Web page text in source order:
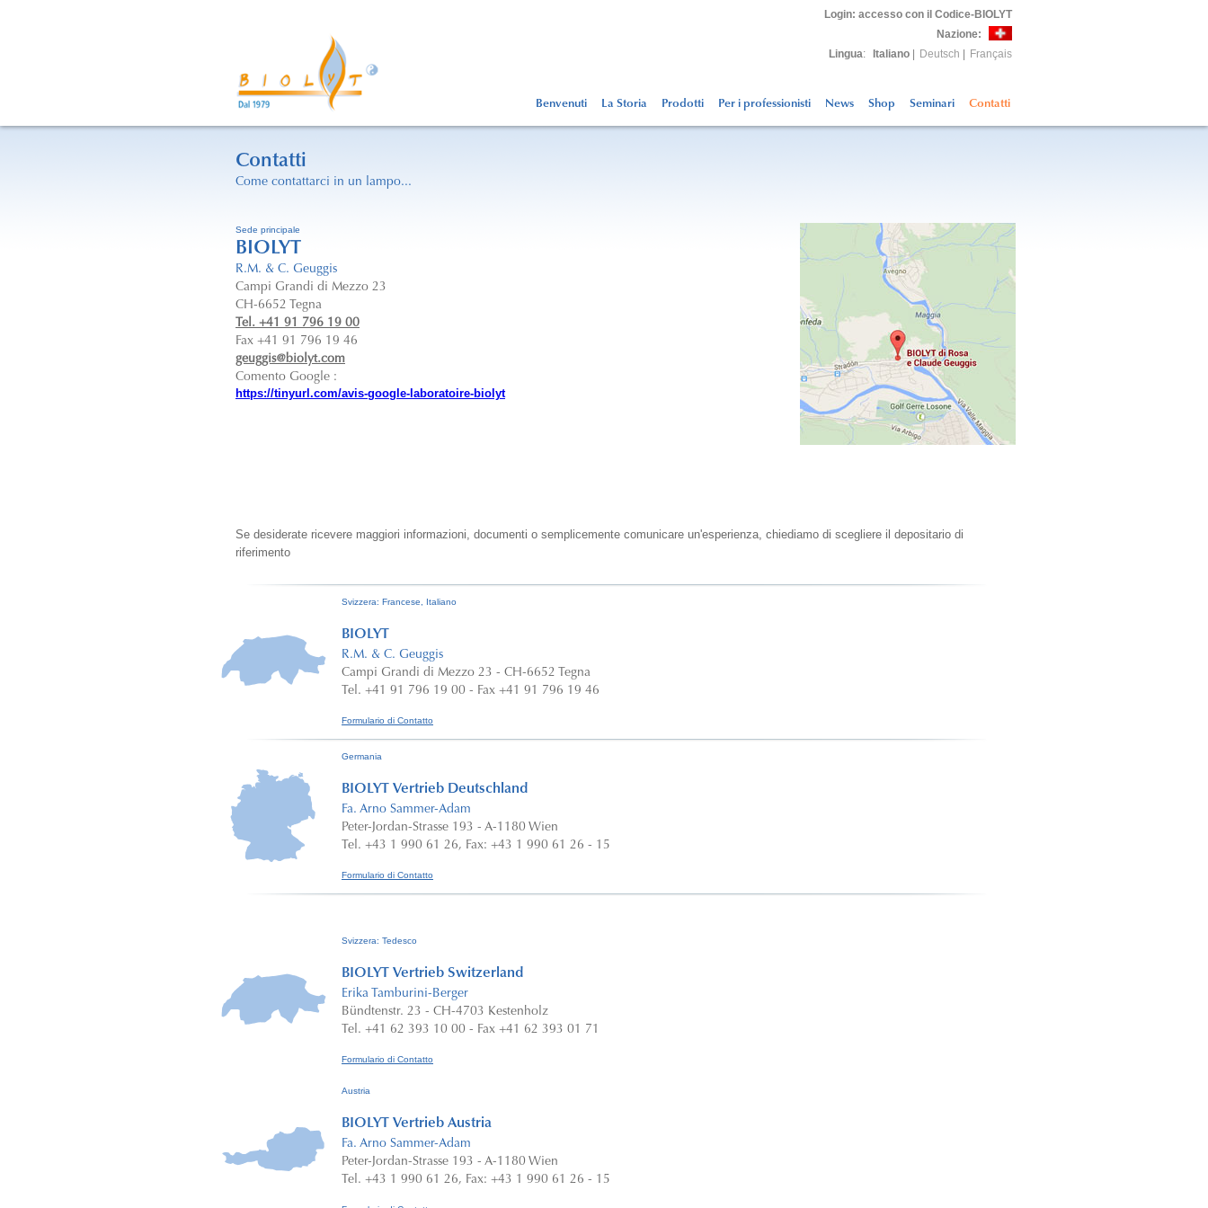
Login: accesso con il Codice-BIOLYT
Nazione:
Lingua: Italiano Deutsch Français
Benvenuti La Storia Prodotti Per i professionisti News Shop Seminari Contatti
Contatti
Come contattarci in un lampo...
Sede principale
BIOLYT
R.M. & C. Geuggis
Campi Grandi di Mezzo 23
CH-6652 Tegna
Tel. +41 91 796 19 00
Fax +41 91 796 19 46
geuggis@biolyt.com
Comento Google :
https://tinyurl.com/avis-google-laboratoire-biolyt
Se desiderate ricevere maggiori informazioni, documenti o semplicemente comunicare un'esperienza, chiediamo di scegliere il depositario di
riferimento
Svizzera: Francese, Italiano
BIOLYT
R.M. & C. Geuggis
Campi Grandi di Mezzo 23 - CH-6652 Tegna
Tel. +41 91 796 19 00 - Fax +41 91 796 19 46
Formulario di Contatto
Germania
BIOLYT Vertrieb Deutschland
Fa. Arno Sammer-Adam
Peter-Jordan-Strasse 193 - A-1180 Wien
Tel. +43 1 990 61 26, Fax: +43 1 990 61 26 - 15
Formulario di Contatto
Svizzera: Tedesco
BIOLYT Vertrieb Switzerland
Erika Tamburini-Berger
Bündtenstr. 23 - CH-4703 Kestenholz
Tel. +41 62 393 10 00 - Fax +41 62 393 01 71
Formulario di Contatto
Austria
BIOLYT Vertrieb Austria
Fa. Arno Sammer-Adam
Peter-Jordan-Strasse 193 - A-1180 Wien
Tel. +43 1 990 61 26, Fax: +43 1 990 61 26 - 15